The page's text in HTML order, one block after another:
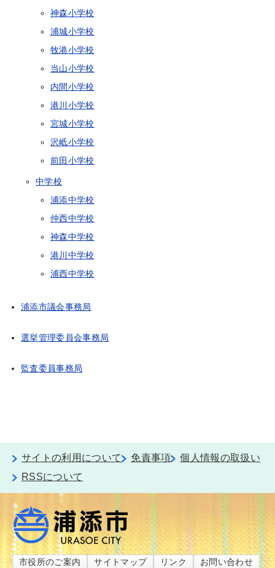
神森小学校
浦城小学校
牧港小学校
当山小学校
内間小学校
港川小学校
宮城小学校
沢岻小学校
前田小学校
中学校
浦添中学校
仲西中学校
神森中学校
港川中学校
浦西中学校
浦添市議会事務局
選挙管理委員会事務局
監査委員事務局
サイトの利用について 免責事項
個人情報の取扱い
RSSについて
市役所のご案内 サイトマップ リンク お問い合わせ